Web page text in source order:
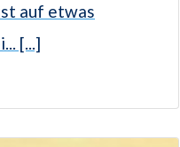
auf etwas
[...]